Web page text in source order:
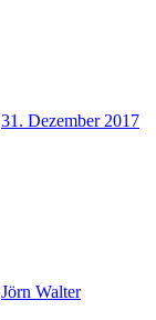
31. Dezember 2017
Jörn Walter